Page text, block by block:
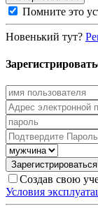
Помните это
Новенький тут?
Создав свою
Условия